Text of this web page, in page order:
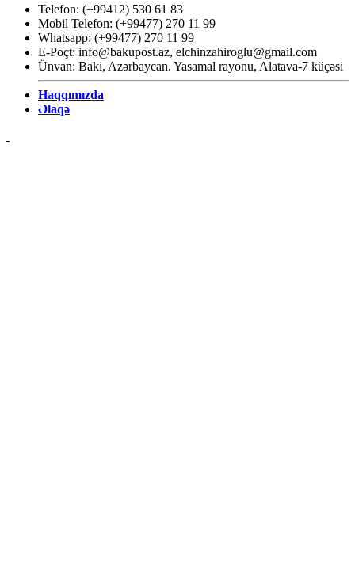
Telefon: (+99412) 530 61 83
Mobil Telefon: (+99477) 270 11 99
Whatsapp: (+99477) 270 11 99
E-Poçt: info@bakupost.az, elchinzahiroglu@gmail.com
Ünvan: Baki, Azərbaycan. Yasamal rayonu, Alatava-7 küçəsi
Haqqımızda
Əlaqə